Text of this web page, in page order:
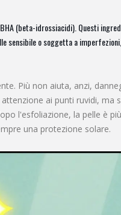
(beta-idrossiacidi). Questi
sensibile o soggetta a
Più non aiuta, anzi,
ai punti ruvidi, ma
l'esfoliazione, la pelle è
una protezione solare.